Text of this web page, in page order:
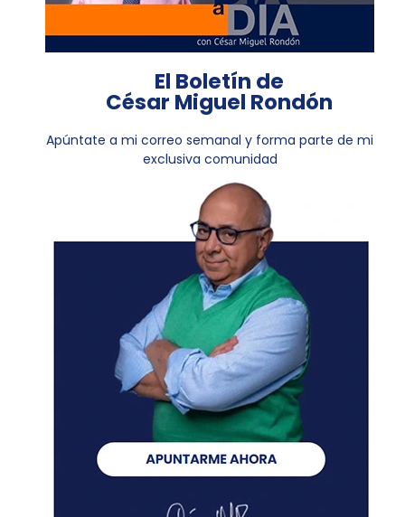
El Boletín de
César Miguel Rondón
Apúntate a mi correo semanal y forma parte de mi
exclusiva comunidad